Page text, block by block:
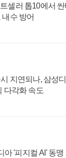
셀러 톱10에서
내수 방어
지연되나, 삼성
다각화 속도
'피지컬 AI' 동맹